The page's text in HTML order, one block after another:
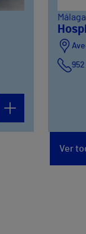
Málaga
952
Ver